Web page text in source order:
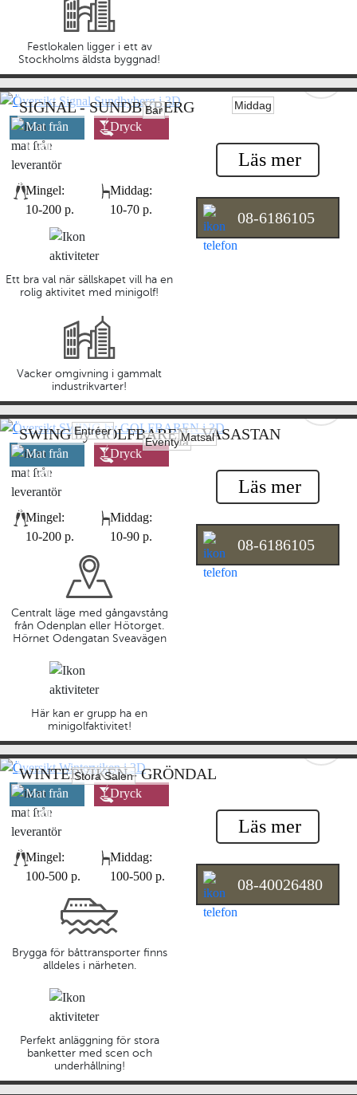
Festlokalen ligger i ett av
Stockholms äldsta byggnad!
SIGNAL - SUNDBYBERG Middag
Bar
Mat från
leverantör
Dryck
Mingel:
10-200 p.
Middag:
10-70 p.
Ett bra val när sällskapet vill ha en
rolig aktivitet med minigolf!
Vacker omgivning i gammalt
industrikvarter!
Läs mer
08-6186105
SWING by GOLFBAREN - VASASTAN
Entréer
EventytaMatsal
Mat från
leverantör
Dryck
Mingel:
10-200 p.
Middag:
10-90 p.
Centralt läge med gångavstång
från Odenplan eller Hötorget.
Hörnet Odengatan Sveavägen
Här kan er grupp ha en
minigolfaktivitet!
Läs mer
08-6186105
WINTERVIKEN - GRÖNDAL
Stora Salen
Mat från
leverantör
Dryck
Mingel:
100-500 p.
Middag:
100-500 p.
Brygga för båttransporter finns
alldeles i närheten.
Perfekt anläggning för stora
banketter med scen och
underhållning!
Läs mer
08-40026480